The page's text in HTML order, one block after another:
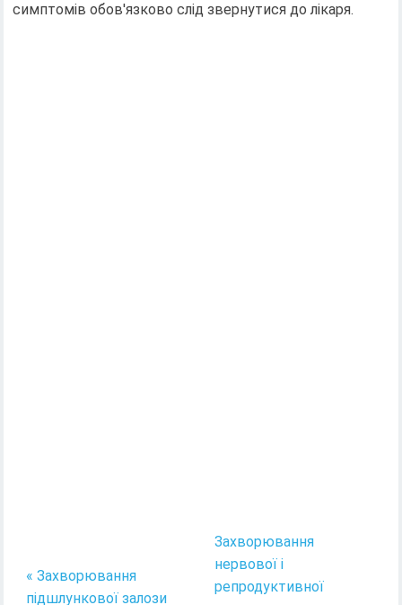
симптомів обов'язково слід звернутися до лікаря.
« Захворювання
підшлункової залози
Захворювання
нервової і
репродуктивної